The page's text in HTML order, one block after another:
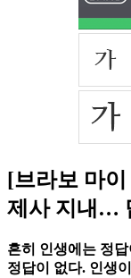
[브라보 마
제사 지내…
흔히 인생에는 정
정답이 없다. 인생